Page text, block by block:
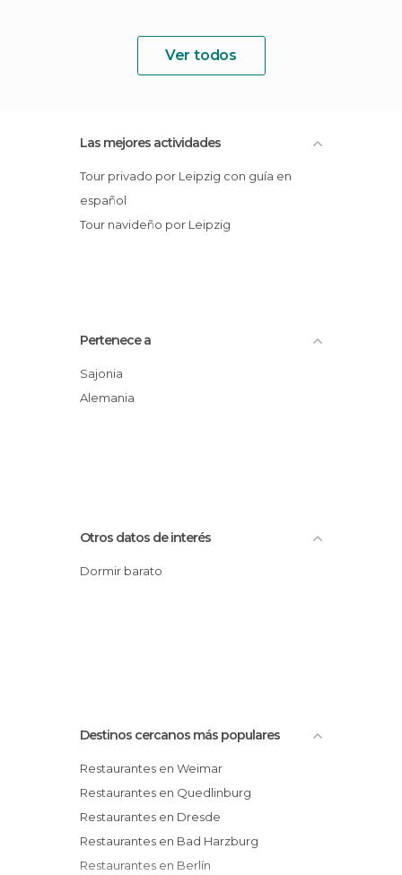
Ver todos
Las mejores actividades
Tour privado por Leipzig con guía en
español
Tour navideño por Leipzig
Pertenece a
Sajonia
Alemania
Otros datos de interés
Dormir barato
Destinos cercanos más populares
Restaurantes en Weimar
Restaurantes en Quedlinburg
Restaurantes en Dresde
Restaurantes en Bad Harzburg
Restaurantes en Berlín